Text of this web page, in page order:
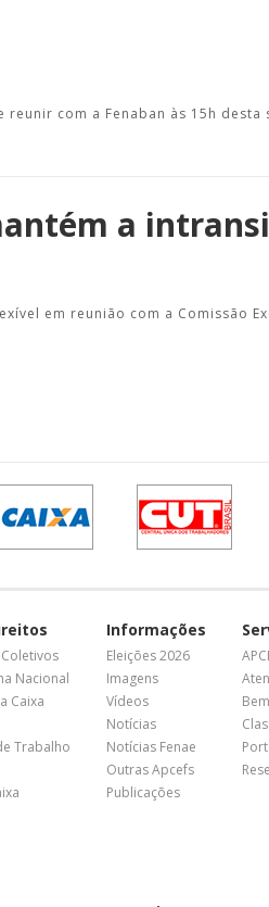
reunir com a Fenaban às 15h desta
a
em reunião com a Comissão
Nacional
Caixa
Trabalho
Informações
Eleições 2026
Imagens
Vídeos
Notícias
Notícias Fenae
Outras Apcefs
Publicações